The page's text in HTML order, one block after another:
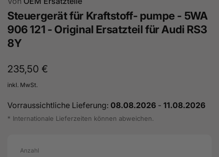
Steuergerät für Kraftstoff- pumpe - 5WA
906 121 - Original Ersatzteil für Audi RS3
8Y
Normaler
Preis
235,50 €
inkl. MwSt.
Vorraussichtliche Lieferung: 08.08.2026 - 11.08.2026
* Internationale Lieferzeiten können abweichen.
Anzahl